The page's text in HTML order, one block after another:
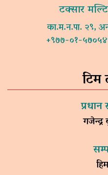
टक्सार
का.म.न.पा. २९,
+९७७-०१-
टिम
गजेन्द्र